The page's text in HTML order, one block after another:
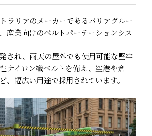
ラリアのメーカーであるバリアグルー
産業向けのベルトパーテーションシス
され、雨天の屋外でも使用可能な堅牢
ナイロン織ベルトを備え、空港や倉
、幅広い用途で採用されています。